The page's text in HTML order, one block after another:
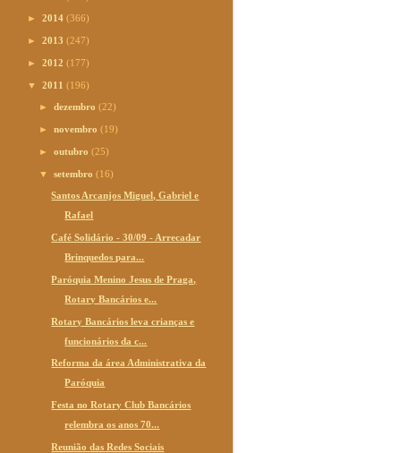
► 2014 (366)
► 2013 (247)
► 2012 (177)
▼ 2011 (196)
►dezembro(22)
►novembro(19)
►outubro(25)
▼setembro(16)
Santos Arcanjos Miguel, Gabriel e
Rafael
Café Solidário - 30/09 - Arrecadar
Brinquedos para...
Paróquia Menino Jesus de Praga,
Rotary Bancários e...
Rotary Bancários leva crianças e
funcionários da c...
Reforma da área Administrativa da
Paróquia
Festa no Rotary Club Bancários
relembra os anos 70...
Reunião das Redes Sociais